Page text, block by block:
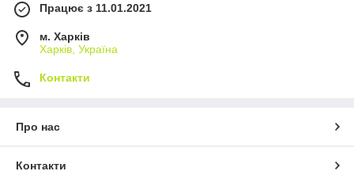
Працює з 11.01.2021
м. Харків
Харків, Україна
Контакти
Про нас
Контакти